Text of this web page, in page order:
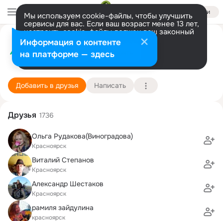
Войти
Мы используем cookie-файлы, чтобы улучшить
сервисы для вас. Если ваш возраст менее 13 лет,
настроить cookie-файлы должен ваш законный
представитель. Больше информации
Разрешить все Настроить
Кирилл Красноярский
Красноярск
25 июня (34 года)
Подробнее
Добавить в друзья Написать
Друзья 1736
Ольга Рудакова(Виноградова)
Красноярск
Виталий Степанов
Красноярск
Александр Шестаков
Красноярск
рамиля зайдулина
красноярск
Информация о контенте
на платформе — здесь